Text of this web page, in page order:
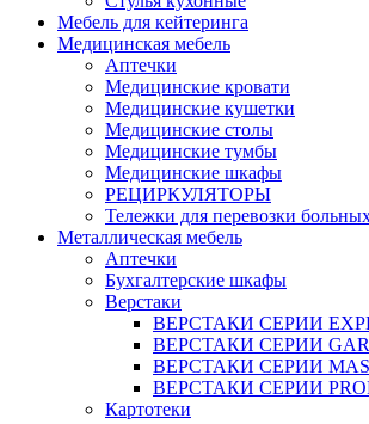
Мебель для кейтеринга
Медицинская мебель
Аптечки
Медицинские кровати
Медицинские кушетки
Медицинские столы
Медицинские тумбы
Медицинские шкафы
РЕЦИРКУЛЯТОРЫ
Тележки для перевозки
Металлическая мебель
Аптечки
Бухгалтерские шкафы
Верстаки
ВЕРСТАКИ СЕРИИ
ВЕРСТАКИ СЕРИИ
ВЕРСТАКИ СЕРИИ
ВЕРСТАКИ СЕРИИ
Картотеки